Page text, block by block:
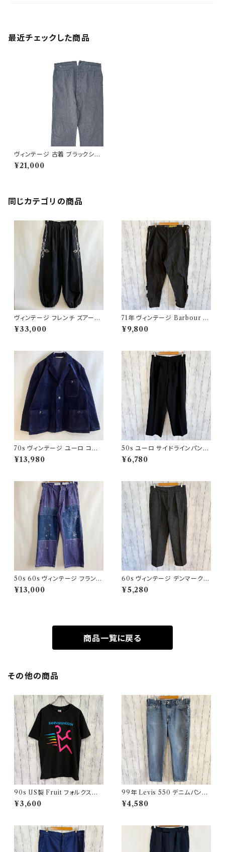
最近チェックした商品
ヴィンテージ 古着 ブラックシャ
ンブレー ワークパンツ ビンテー
ジ ユーロ
¥21,000
同じカテゴリの商品
ヴィンテージ フレンチ ズアーブ
パンツ ミリタリー フランス軍 フ
レンチアンティーク
¥33,000
71年 ヴィンテージ Barbour 黄
タグ インターナショナルパンツ
オイルドパンツ Barbour
¥9,800
70s ヴィンテージ ユーロ コー
デュロイ セットアップ ビンテー
ジ
¥13,980
50s ユーロ サイドラインパンツ
ウールパンツ ワイドスラックドレ
スパンツ
¥6,780
50s 60s ヴィンテージ フランス
軍 ワークパンツ ペンキ パッチワ
ーク
¥13,000
60s ヴィンテージ デンマーク軍
ウールパンツ ミリタリーパンツ
スラックス
¥5,280
商品一覧に戻る
その他の商品
90s US製 Fruit フォルクスワ
ーゲン シングルステッチTシャツ
ヴィンテージTシャツ アド 企業
¥3,600
99年 Levis 550 デニムパンツ
ワイドデニム リーバイス ヴィン
テージ 21
¥4,580